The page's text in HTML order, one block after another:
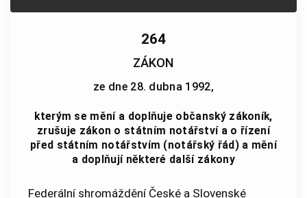
264
ZÁKON
ze dne 28. dubna 1992,
kterým se mění a doplňuje občanský zákoník,
zrušuje zákon o státním notářství a o řízení
před státním notářstvím (notářský řád) a mění
a doplňují některé další zákony
Federální shromáždění České a Slovenské